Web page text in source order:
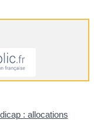
: allocations